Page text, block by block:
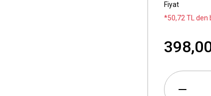
Fiyat
*50,72 TL den